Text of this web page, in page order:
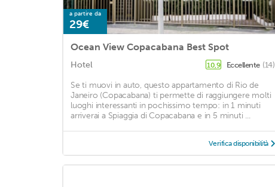
a partire da
29€
Ocean View Copacabana Best Spot
Hotel 10,9 Eccellente (14)
Se ti muovi in auto, questo appartamento di Rio de
Janeiro (Copacabana) ti permette di raggiungere molti
luoghi interessanti in pochissimo tempo: in 1 minuti
arriverai a Spiaggia di Copacabana e in 5 minuti ...
Verifica disponibilità